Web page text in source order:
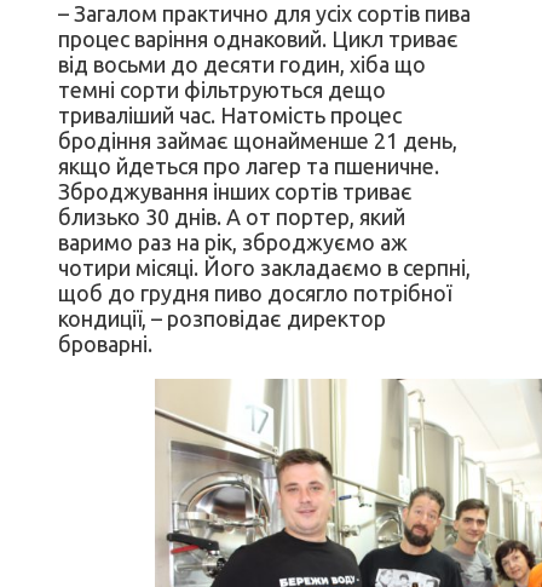
– Загалом практично для усіх сортів пива
процес варіння однаковий. Цикл триває
від восьми до десяти годин, хіба що
темні сорти фільтруються дещо
триваліший час. Натомість процес
бродіння займає щонайменше 21 день,
якщо йдеться про лагер та пшеничне.
Зброджування інших сортів триває
близько 30 днів. А от портер, який
варимо раз на рік, зброджуємо аж
чотири місяці. Його закладаємо в серпні,
щоб до грудня пиво досягло потрібної
кондиції, – розповідає директор
броварні.